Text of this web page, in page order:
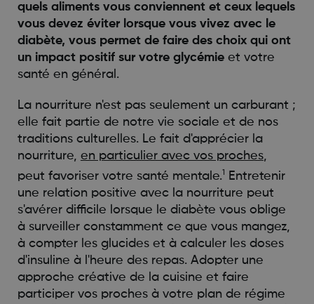
quels aliments vous conviennent et ceux lequels
vous devez éviter lorsque vous vivez avec le
diabète, vous permet de faire des choix qui ont
un impact positif sur votre glycémieet votre
santé en général.
La nourriture n'est pas seulement un carburant ;
elle fait partie de notre vie sociale et de nos
traditions culturelles. Le fait d'apprécier la
nourriture, en particulier avec vos proches,
peut favoriser votre santé mentale.1
Entretenir
une relation positive avec la nourriture peut
s'avérer difficile lorsque le diabète vous oblige
à surveiller constamment ce que vous mangez,
à compter les glucides et à calculer les doses
d'insuline à l'heure des repas. Adopter une
approche créative de la cuisine et faire
participer vos proches à votre plan de régime